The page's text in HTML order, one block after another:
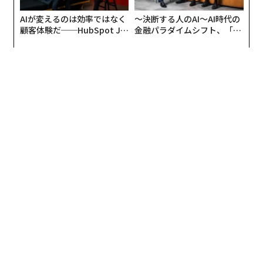
1
のことではないでしょうか。
AIが変えるのは効率ではなく
顧客体験だ──HubSpot Ja
〜決断する人のAI〜AI時代の
金融パラダイムシフト、「超